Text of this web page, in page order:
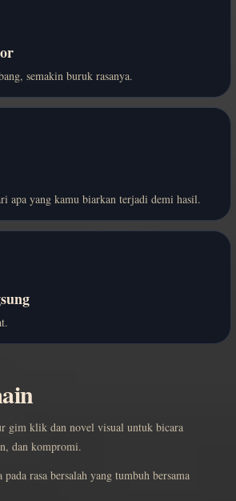
semakin buruk rasanya.
apa yang kamu biarkan terjadi demi hasil.
gim klik dan novel visual untuk bicara
dan kompromi.
rasa bersalah yang tumbuh bersama